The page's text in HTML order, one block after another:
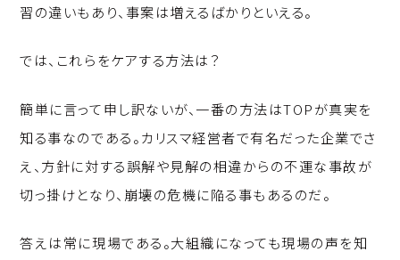
習の違いもあり、事案は増えるばかりといえる。
では、これらをケアする方法は？
簡単に言って申し訳ないが、一番の方法はTOPが真実を
知る事なのである。カリスマ経営者で有名だった企業でさ
え、方針に対する誤解や見解の相違からの不運な事故が
切っ掛けとなり、崩壊の危機に陥る事もあるのだ。
答えは常に現場である。大組織になっても現場の声を知